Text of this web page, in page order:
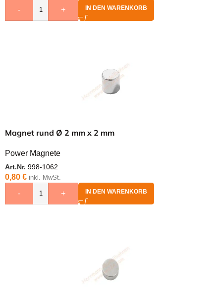
- + IN DEN WARENKORB
Magnet rund Ø 2 mm x 2 mm
Power Magnete
Art.Nr. 998-1062
0,80 € inkl. MwSt.
- + IN DEN WARENKORB